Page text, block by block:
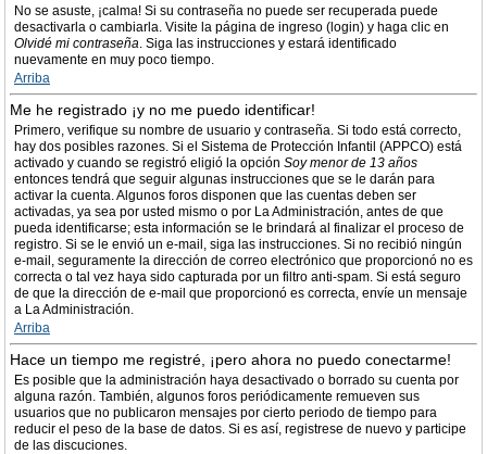
No se asuste, ¡calma! Si su contraseña no puede ser recuperada puede
desactivarla o cambiarla. Visite la página de ingreso (login) y haga clic en
Olvidé mi contraseña. Siga las instrucciones y estará identificado
nuevamente en muy poco tiempo.
Arriba
Me he registrado ¡y no me puedo identificar!
Primero, verifique su nombre de usuario y contraseña. Si todo está correcto,
hay dos posibles razones. Si el Sistema de Protección Infantil (APPCO) está
activado y cuando se registró eligió la opción Soy menor de 13 años
entonces tendrá que seguir algunas instrucciones que se le darán para
activar la cuenta. Algunos foros disponen que las cuentas deben ser
activadas, ya sea por usted mismo o por La Administración, antes de que
pueda identificarse; esta información se le brindará al finalizar el proceso de
registro. Si se le envió un e-mail, siga las instrucciones. Si no recibió ningún
e-mail, seguramente la dirección de correo electrónico que proporcionó no es
correcta o tal vez haya sido capturada por un filtro anti-spam. Si está seguro
de que la dirección de e-mail que proporcionó es correcta, envíe un mensaje
a La Administración.
Arriba
Hace un tiempo me registré, ¡pero ahora no puedo conectarme!
Es posible que la administración haya desactivado o borrado su cuenta por
alguna razón. También, algunos foros periódicamente remueven sus
usuarios que no publicaron mensajes por cierto periodo de tiempo para
reducir el peso de la base de datos. Si es así, registrese de nuevo y participe
de las discuciones.